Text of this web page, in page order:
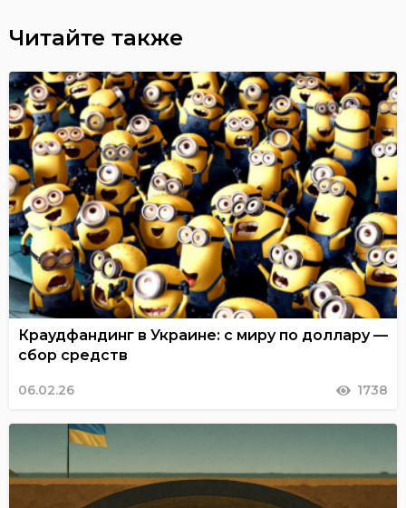
Читайте также
Краудфандинг в Украине: с миру по доллару —
сбор средств
06.02.26 1738